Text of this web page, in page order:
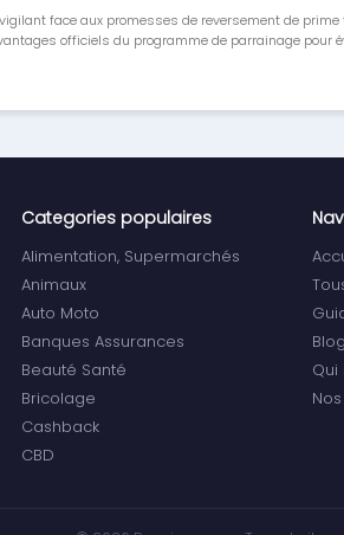
face aux promesses de reversement de
officiels du programme de parrainage pour
Categories populaires
Alimentation, Supermarchés
Animaux
Auto Moto
Banques Assurances
Beauté Santé
Bricolage
Cashback
CBD
Blog